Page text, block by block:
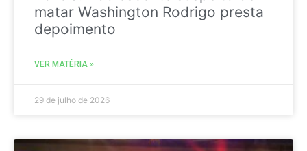
matar Washington Rodrigo presta
depoimento
VER MATÉRIA »
29 de julho de 2026